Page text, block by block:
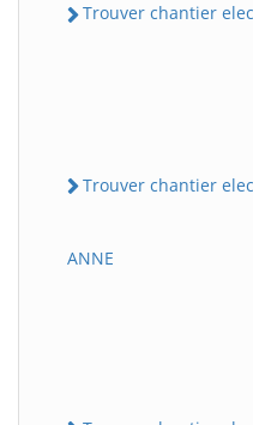
Trouver chantier
Trouver chantier
ANNE